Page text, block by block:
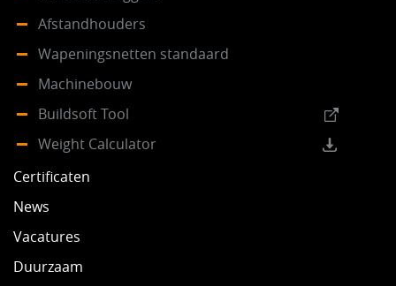
Afstandhouders
Wapeningsnetten standaard
Machinebouw
Buildsoft Tool
Weight Calculator
Certificaten
News
Vacatures
Duurzaam